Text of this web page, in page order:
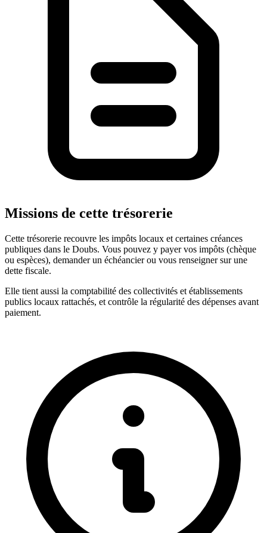
Missions de cette trésorerie
Cette trésorerie recouvre les impôts locaux et certaines créances
publiques dans le Doubs. Vous pouvez y payer vos impôts (chèque
ou espèces), demander un échéancier ou vous renseigner sur une
dette fiscale.
Elle tient aussi la comptabilité des collectivités et établissements
publics locaux rattachés, et contrôle la régularité des dépenses avant
paiement.